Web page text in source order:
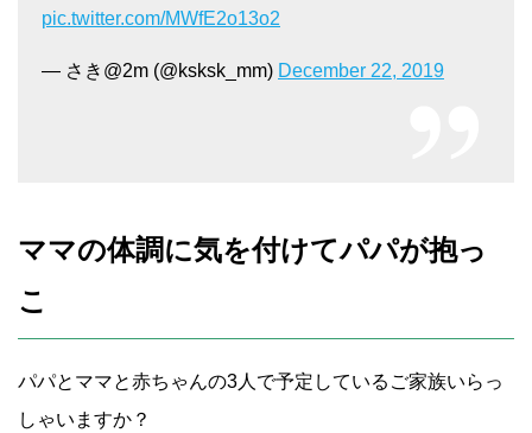
pic.twitter.com/MWfE2o13o2
— さき@2m (@ksksk_mm) December 22, 2019
ママの体調に気を付けてパパが抱っ
こ
パパとママと赤ちゃんの3人で予定しているご家族いらっ
しゃいますか？